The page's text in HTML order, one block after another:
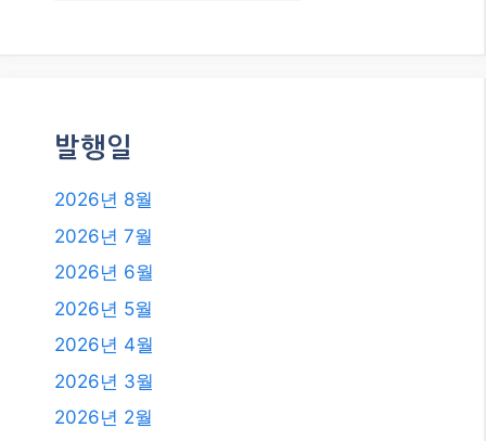
발행일
2026년 8월
2026년 7월
2026년 6월
2026년 5월
2026년 4월
2026년 3월
2026년 2월